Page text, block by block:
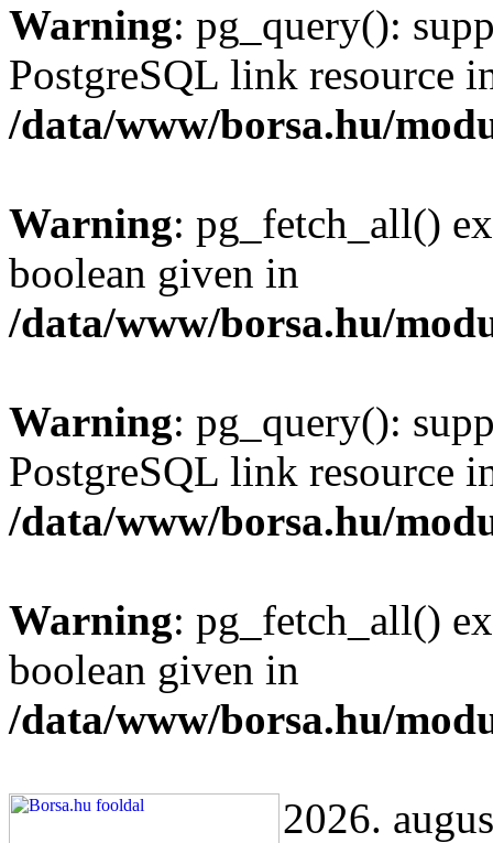
Warning: pg_query():
PostgreSQL link resource
/data/www/borsa.hu/
Warning: pg_fetch_all()
boolean given in
/data/www/borsa.hu/
Warning: pg_query():
PostgreSQL link resource
/data/www/borsa.hu/
Warning: pg_fetch_all()
boolean given in
/data/www/borsa.hu/
2026.